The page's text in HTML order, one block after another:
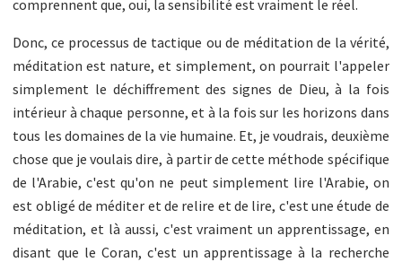
comprennent que, oui, la sensibilité est vraiment le réel.
Donc, ce processus de tactique ou de méditation de la vérité,
méditation est nature, et simplement, on pourrait l'appeler
simplement le déchiffrement des signes de Dieu, à la fois
intérieur à chaque personne, et à la fois sur les horizons dans
tous les domaines de la vie humaine. Et, je voudrais, deuxième
chose que je voulais dire, à partir de cette méthode spécifique
de l'Arabie, c'est qu'on ne peut simplement lire l'Arabie, on
est obligé de méditer et de relire et de lire, c'est une étude de
méditation, et là aussi, c'est vraiment un apprentissage, en
disant que le Coran, c'est un apprentissage à la recherche